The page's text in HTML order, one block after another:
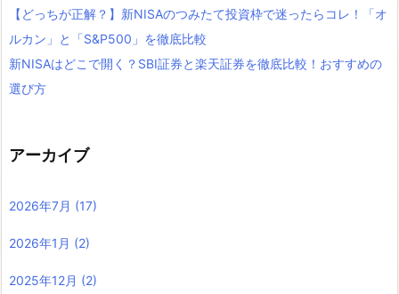
【どっちが正解？】新NISAのつみたて投資枠で迷ったらコレ！「オ
ルカン」と「S&P500」を徹底比較
新NISAはどこで開く？SBI証券と楽天証券を徹底比較！おすすめの
選び方
アーカイブ
2026年7月 (17)
2026年1月 (2)
2025年12月 (2)